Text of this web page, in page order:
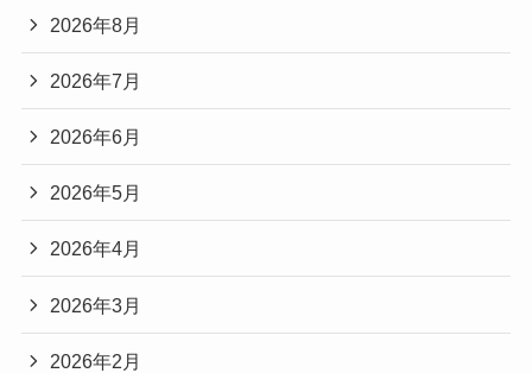
2026年8月
2026年7月
2026年6月
2026年5月
2026年4月
2026年3月
2026年2月